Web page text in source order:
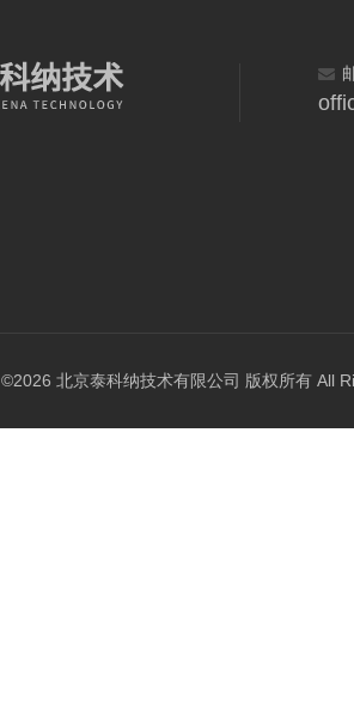
©2026 北京泰科纳技术有限公司 版权所有 All